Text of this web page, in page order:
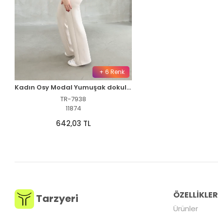
+ 6 Renk
Kadın Osy Modal Yumuşak dokulu Bisiklet Yaka Parçalı detaylı Kısa Kollu Takım - Bordo
TR-7938
11874
642,03 TL
Tarzyeri ÖZELLİKLER
Ürünler